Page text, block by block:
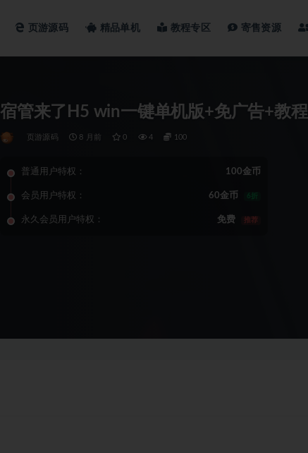
页游源码 精品单机 教程专区 寄售资源
宿管来了H5 win一键单机版+免广告+教程
页游源码 8 月前 0 4 100
普通用户特权： 100金币
会员用户特权： 60金币 6折
永久会员用户特权： 免费 推荐